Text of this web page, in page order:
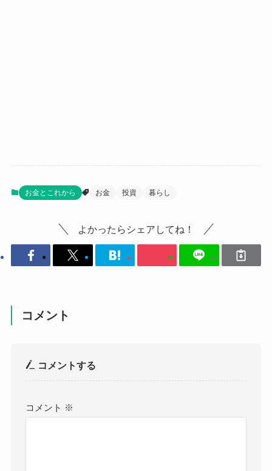
お金とこれから お金 投資 暮らし
よかったらシェアしてね！
コメント
コメントする
コメント ※